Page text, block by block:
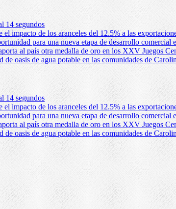
14 segundos
impacto de los aranceles del 12.5% a las
para una nueva etapa de desarrollo comercial
al país otra medalla de oro en los XXV Juegos
oasis de agua potable en las comunidades de
14 segundos
impacto de los aranceles del 12.5% a las
para una nueva etapa de desarrollo comercial
al país otra medalla de oro en los XXV Juegos
oasis de agua potable en las comunidades de